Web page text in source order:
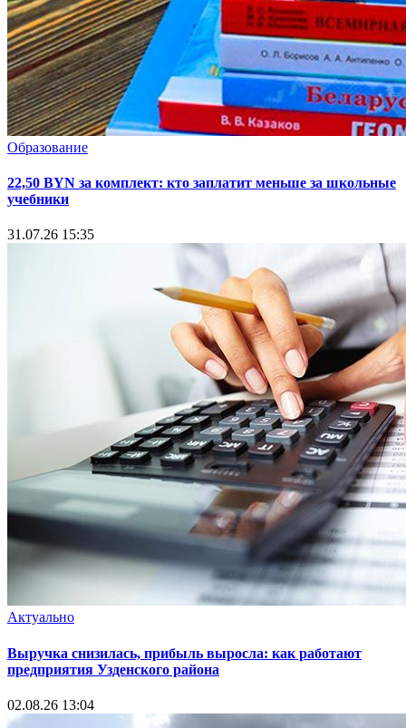
Образование
22,50 BYN за комплект: кто заплатит меньше за школьные
учебники
31.07.26 15:35
Актуально
Выручка снизилась, прибыль выросла: как работают
предприятия Узденского района
02.08.26 13:04